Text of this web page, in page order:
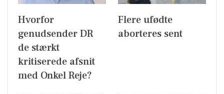
Hvorfor
genudsender DR
de stærkt
kritiserede afsnit
med Onkel Reje?
Flere ufødte
aborteres sent